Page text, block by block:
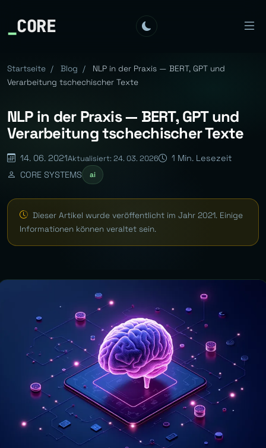
_CORE
Startseite / Blog /
NLP in der Praxis — BERT, GPT und
Verarbeitung tschechischer Texte
NLP in der Praxis — BERT, GPT und
Verarbeitung tschechischer Texte
14. 06. 2021Aktualisiert: 24. 03. 2026
1 Min. Lesezeit
CORE SYSTEMS
ai
Dieser Artikel wurde veröffentlicht im Jahr 2021. Einige
Informationen können veraltet sein.